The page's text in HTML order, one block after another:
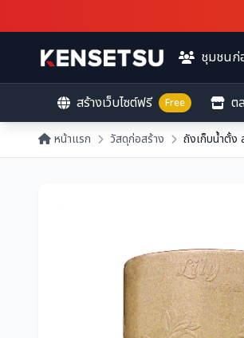
ชุมชนก่
สร้างเว็บไซต์ฟรี Free ต
หน้าแรก วัสดุก่อสร้าง ถังเก็บน้ำตั้ง